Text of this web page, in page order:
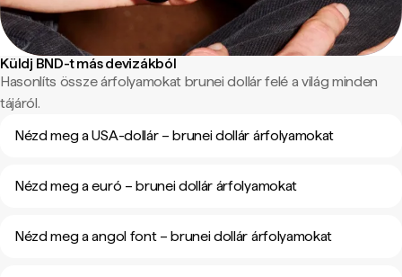
Küldj BND-t más devizákból
Hasonlíts össze árfolyamokat brunei dollár felé a világ minden
tájáról.
Nézd meg a USA-dollár – brunei dollár árfolyamokat
Nézd meg a euró – brunei dollár árfolyamokat
Nézd meg a angol font – brunei dollár árfolyamokat